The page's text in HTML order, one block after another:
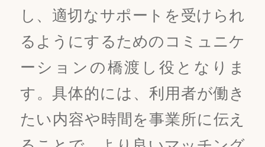
し、適切なサポートを受けられ
るようにするためのコミュニケ
ーションの橋渡し役となりま
す。具体的には、利用者が働き
たい内容や時間を事業所に伝え